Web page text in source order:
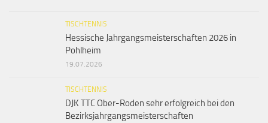
TISCHTENNIS
Hessische Jahrgangsmeisterschaften 2026 in
Pohlheim
19.07.2026
TISCHTENNIS
DJK TTC Ober-Roden sehr erfolgreich bei den
Bezirksjahrgangsmeisterschaften